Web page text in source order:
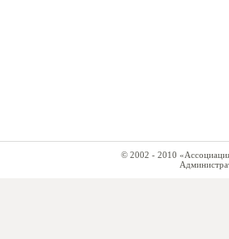
© 2002 - 2010 «Ассоциация